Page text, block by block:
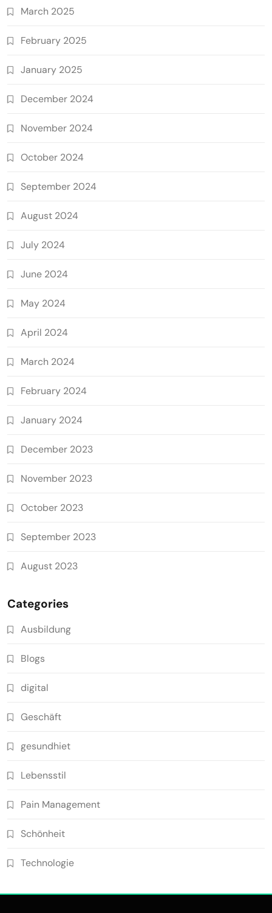
March 2025
February 2025
January 2025
December 2024
November 2024
October 2024
September 2024
August 2024
July 2024
June 2024
May 2024
April 2024
March 2024
February 2024
January 2024
December 2023
November 2023
October 2023
September 2023
August 2023
Categories
Ausbildung
Blogs
digital
Geschäft
gesundhiet
Lebensstil
Pain Management
Schönheit
Technologie